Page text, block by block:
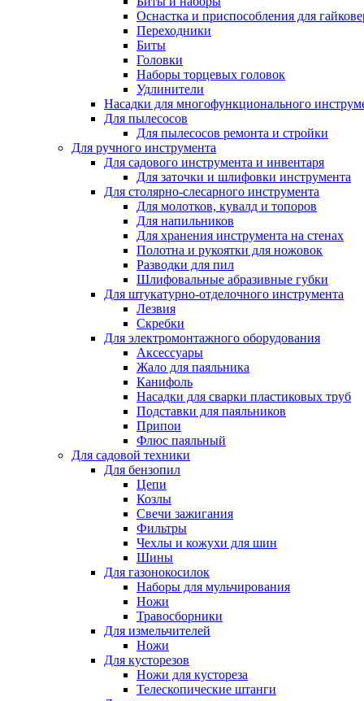
Оснастка и приспособления для
Переходники
Биты
Головки
Наборы торцевых головок
Удлинители
Насадки для многофункционального
Для пылесосов
Для пылесосов ремонта и стройки
Для ручного инструмента
Для садового инструмента и инвентаря
Для заточки и шлифовки инструмента
Для столярно-слесарного инструмента
Для молотков, кувалд и топоров
Для напильников
Для хранения инструмента на стенах
Полотна и рукоятки для ножовок
Разводки для пил
Шлифовальные абразивные губки
Для штукатурно-отделочного инструмента
Лезвия
Скребки
Для электромонтажного оборудования
Аксессуары
Жало для паяльника
Канифоль
Насадки для сварки пластиковых труб
Подставки для паяльников
Припои
Флюс паяльный
Для садовой техники
Для бензопил
Цепи
Козлы
Свечи зажигания
Фильтры
Чехлы и кожухи для шин
Шины
Для газонокосилок
Наборы для мульчирования
Ножи
Травосборники
Для измельчителей
Ножи
Для кусторезов
Ножи для кустореза
Телескопические штанги